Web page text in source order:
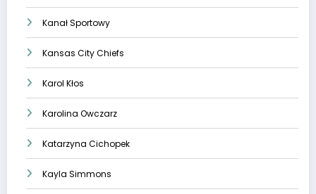
Kanał Sportowy
Kansas City Chiefs
Karol Kłos
Karolina Owczarz
Katarzyna Cichopek
Kayla Simmons